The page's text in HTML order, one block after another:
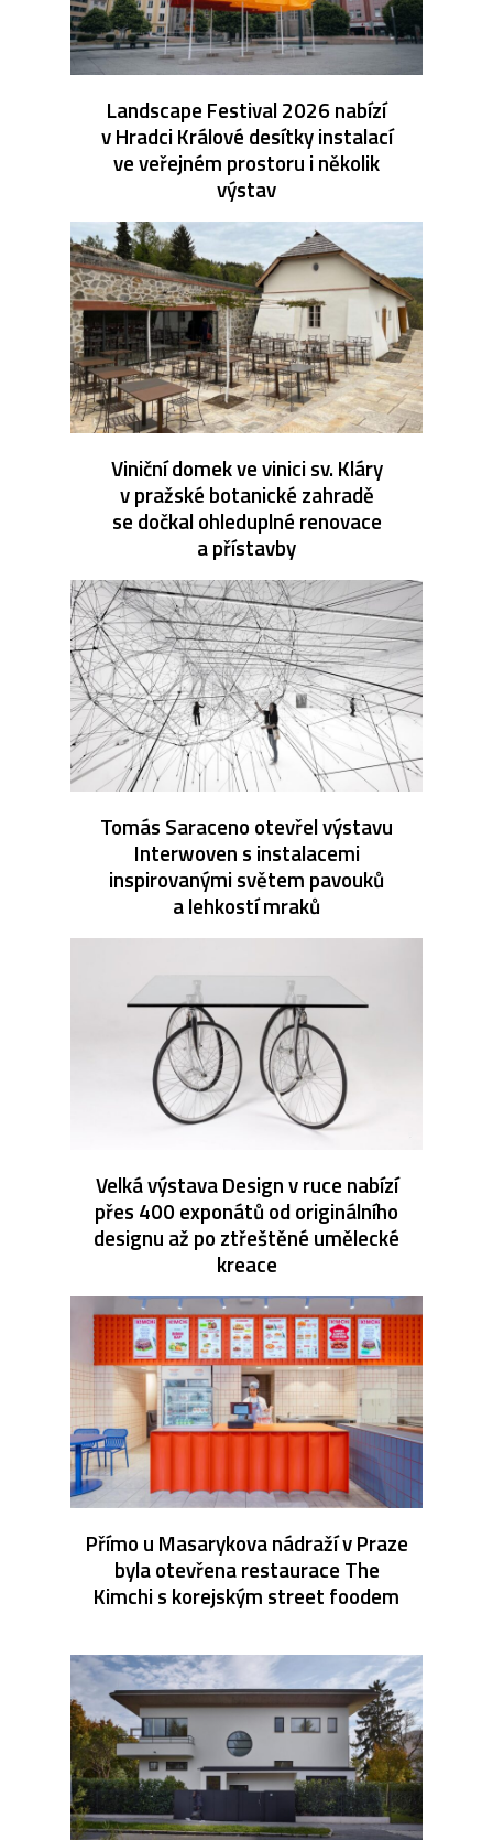
Landscape Festival 2026 nabízí
v Hradci Králové desítky instalací
ve veřejném prostoru i několik
výstav
Viniční domek ve vinici sv. Kláry
v pražské botanické zahradě
se dočkal ohleduplné renovace
a přístavby
Tomás Saraceno otevřel výstavu
Interwoven s instalacemi
inspirovanými světem pavouků
a lehkostí mraků
Velká výstava Design v ruce nabízí
přes 400 exponátů od originálního
designu až po ztřeštěné umělecké
kreace
Přímo u Masarykova nádraží v Praze
byla otevřena restaurace The
Kimchi s korejským street foodem